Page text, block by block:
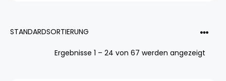
Ergebnisse 1 – 24 von 67 werden angezeigt